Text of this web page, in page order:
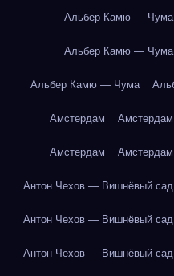
Альбер Камю — Чума
Альбер Камю — Чума
Альбер Камю — Чума
Амстердам Амстердам
Амстердам Амстердам
Антон Чехов — Вишнёвый сад
Антон Чехов — Вишнёвый сад
Антон Чехов — Вишнёвый сад